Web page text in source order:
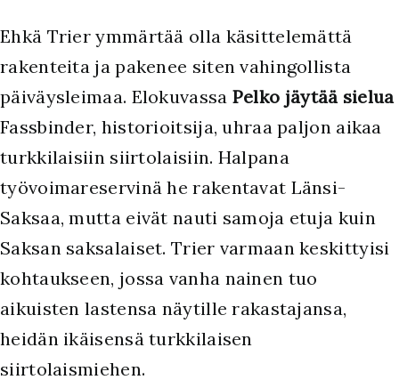
Ehkä Trier ymmärtää olla käsittelemättä
rakenteita ja pakenee siten vahingollista
päiväysleimaa. Elokuvassa Pelko jäytää sielua
Fassbinder, historioitsija, uhraa paljon aikaa
turkkilaisiin siirtolaisiin. Halpana
työvoimareservinä he rakentavat Länsi-
Saksaa, mutta eivät nauti samoja etuja kuin
Saksan saksalaiset. Trier varmaan keskittyisi
kohtaukseen, jossa vanha nainen tuo
aikuisten lastensa näytille rakastajansa,
heidän ikäisensä turkkilaisen
siirtolaismiehen.